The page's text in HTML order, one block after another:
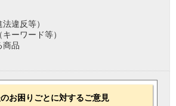
違反等）
ーワード等）
商品
お困りごとに対するご意見